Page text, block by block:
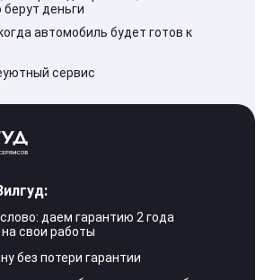
деньги
автомобиль будет готов к
сервис
даем гарантию 2 года
свои работы
без потери гарантии